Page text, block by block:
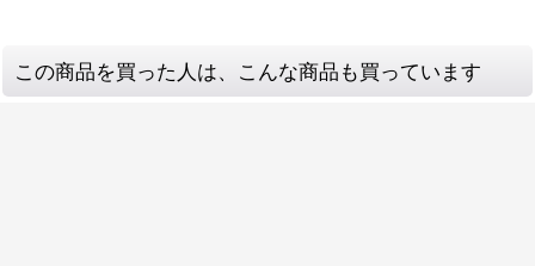
この商品を買った人は、こんな商品も買っています